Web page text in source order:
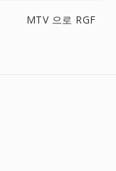
MTV 으로 RGF